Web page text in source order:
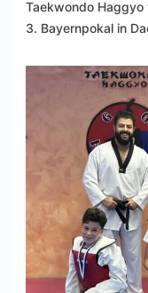
Taekwondo
3. Bayernpokal in